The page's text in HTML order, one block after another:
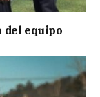
del equipo